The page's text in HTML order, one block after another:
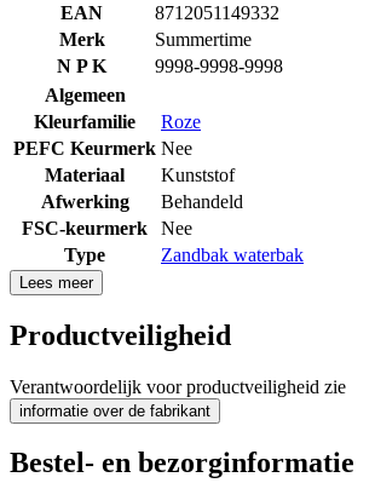
EAN
8712051149332
Merk
Summertime
N P K
9998-9998-9998
Algemeen
Kleurfamilie
Roze
PEFC Keurmerk Nee
Materiaal
Kunststof
Afwerking
Behandeld
FSC-keurmerk
Nee
Type
Zandbak waterbak
Lees meer
Productveiligheid
Verantwoordelijk voor productveiligheid zie
informatie over de fabrikant
Bestel- en bezorginformatie